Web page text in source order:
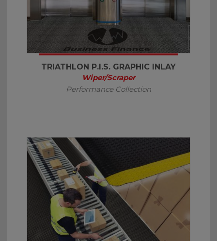
TRIATHLON P.I.S. GRAPHIC INLAY
Wiper/Scraper
Performance Collection